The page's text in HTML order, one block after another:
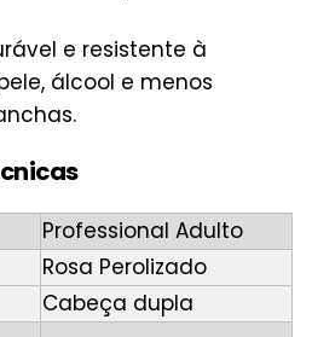
e resistente à
álcool e menos
Professional Adulto
Rosa Perolizado
Cabeça dupla